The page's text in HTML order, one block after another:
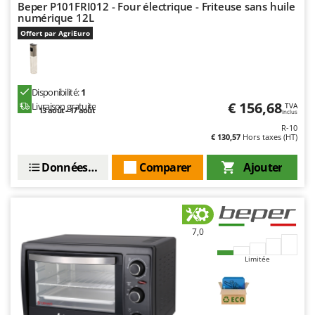
Resto Italia
Ribimex
Ripartrak
Ritter
River Systems
Robomow
Royal Food
S.T.P.
Santos
Sbaraglia
Schnitzer
Beper P101FRI012 - Four électrique - Friteuse sans huile
numérique 12L
Offert par AgriEuro
Disponibilité:1
Livraison gratuite
13 août - 17 août € 156,68 TVA
Inclus
R-10
€ 130,57 Hors taxes (HT)
Ajouter
Comparer
Données techniques
7,0
Limitée